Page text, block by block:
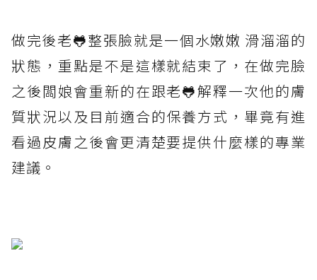
做完後老🐸整張臉就是一個水嫩嫩 滑溜溜的
狀態，重點是不是這樣就結束了，在做完臉
之後闆娘會重新的在跟老🐸解釋一次他的膚
質狀況以及目前適合的保養方式，畢竟有進
看過皮膚之後會更清楚要提供什麼樣的專業
建議。